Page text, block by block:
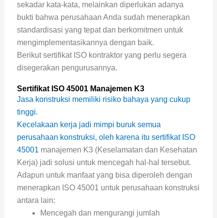
sekadar kata-kata, melainkan diperlukan adanya
bukti bahwa perusahaan Anda sudah menerapkan
standardisasi yang tepat dan berkomitmen untuk
mengimplementasikannya dengan baik.
Berikut sertifikat ISO kontraktor yang perlu segera
disegerakan pengurusannya.
Sertifikat ISO 45001 Manajemen K3
Jasa konstruksi memiliki risiko bahaya yang cukup
tinggi.
Kecelakaan kerja jadi mimpi buruk semua
perusahaan konstruksi, oleh karena itu sertifikat ISO
45001 manajemen K3 (Keselamatan dan Kesehatan
Kerja) jadi solusi untuk mencegah hal-hal tersebut.
Adapun untuk manfaat yang bisa diperoleh dengan
menerapkan ISO 45001 untuk perusahaan konstruksi
antara lain:
Mencegah dan mengurangi jumlah